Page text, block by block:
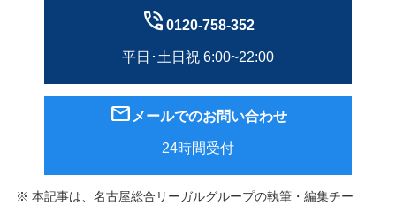
phone_in_talk 0120-758-352
平日･土日祝 6:00~22:00
mail メールでのお問い合わせ
24時間受付
本記事は、名古屋総合リーガルグループの執筆・編集チー